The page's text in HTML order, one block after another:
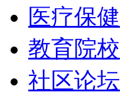
医疗保健
教育院校
社区论坛